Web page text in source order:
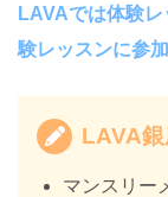
LAVAでは体験
験レッスンに参
LAVA
マンスリー